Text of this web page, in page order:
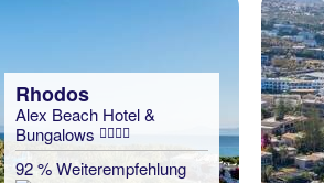
Rhodos
Alex Beach Hotel &
Bungalows
92 % Weiterempfehlung